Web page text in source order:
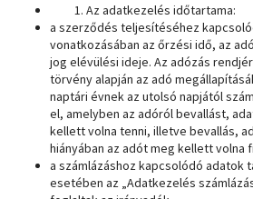
Az adatkezelés időtartama:
a szerződés teljesítéséhez
vonatkozásában az őrzési idő, az
jog elévülési ideje. Az adózás
törvény alapján az adó
naptári évnek az utolsó napjától
el, amelyben az adóról bevallást,
kellett volna tenni, illetve bevallás,
hiányában az adót meg kellett volna
a számlázáshoz kapcsolódó adatok
esetében az „Adatkezelés